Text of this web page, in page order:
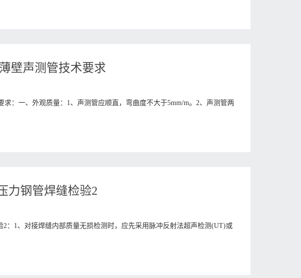
壁声测管技术要求
求：一、外观质量：1、声测管应顺直，弯曲度不大于5mm/m。2、声测管两
力钢管焊缝检验2
2：1、对接焊缝内部质量无损检测时，应先采用脉冲反射法超声检测(UT)或